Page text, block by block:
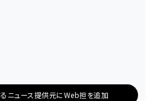
ニュース提供元にWeb担を追加